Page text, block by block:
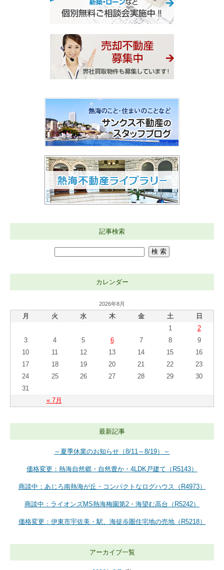
記事検索
カレンダー
2026年8月
月 火 水 木 金 土 日
« 7月
1
2
3
4 5 6 7 8
9
10
11 12 13 14 15
16
17
18 19 20 21 22
23
24
25 26 27 28 29
30
31
最新記事
～夏季休業のお知らせ（8/11～8/19）～
価格変更：熱海自然郷・自然豊か・4LDK戸建て（R5143）
商談中：あじろ南熱海が丘・コンパクトなログハウス（R4973）
商談中：ライオンズMS熱海梅園第2・海望む高台（R5242）
価格変更：伊東市宇佐美・駅、海徒歩圏住宅地の売地（R5218）
アーカイブ一覧